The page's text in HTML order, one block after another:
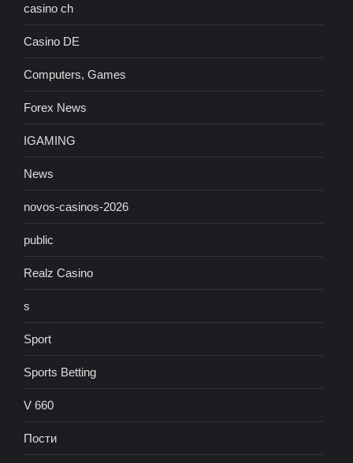
casino ch
Casino DE
Computers, Games
Forex News
IGAMING
News
novos-casinos-2026
public
Realz Casino
s
Sport
Sports Betting
V 660
Пости